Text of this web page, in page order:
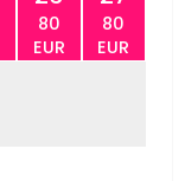
80
EUR
80
EUR